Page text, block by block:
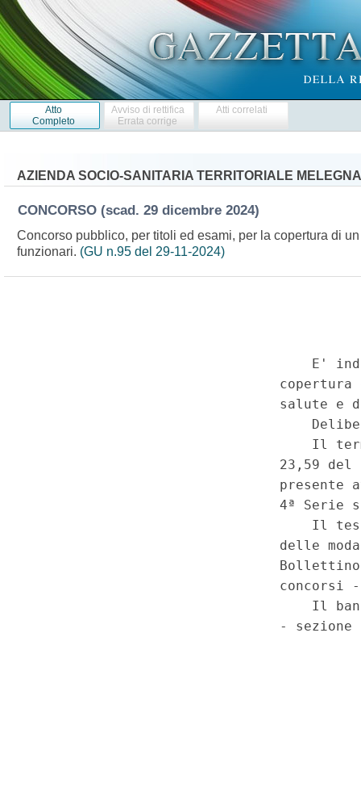
Atto
Completo
Avviso di rettifica
Errata corrige
Atti correlati
AZIENDA SOCIO-SANITARIA TERRITORIALE
CONCORSO (scad. 29 dicembre 2024)
Concorso pubblico, per titoli ed esami, per la copertura di
funzionari. (GU n.95 del 29-11-2024)